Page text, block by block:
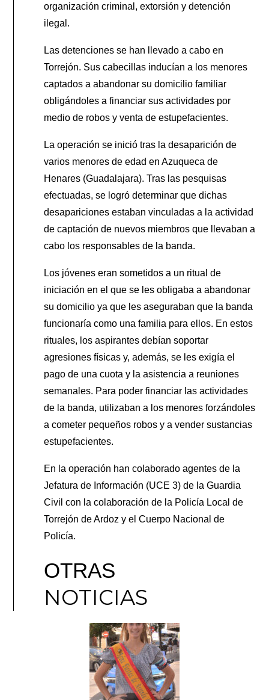
organización criminal, extorsión y detención
ilegal.
Las detenciones se han llevado a cabo en
Torrejón. Sus cabecillas inducían a los menores
captados a abandonar su domicilio familiar
obligándoles a financiar sus actividades por
medio de robos y venta de estupefacientes.
La operación se inició tras la desaparición de
varios menores de edad en Azuqueca de
Henares (Guadalajara). Tras las pesquisas
efectuadas, se logró determinar que dichas
desapariciones estaban vinculadas a la actividad
de captación de nuevos miembros que llevaban a
cabo los responsables de la banda.
Los jóvenes eran sometidos a un ritual de
iniciación en el que se les obligaba a abandonar
su domicilio ya que les aseguraban que la banda
funcionaría como una familia para ellos. En estos
rituales, los aspirantes debían soportar
agresiones físicas y, además, se les exigía el
pago de una cuota y la asistencia a reuniones
semanales. Para poder financiar las actividades
de la banda, utilizaban a los menores forzándoles
a cometer pequeños robos y a vender sustancias
estupefacientes.
En la operación han colaborado agentes de la
Jefatura de Información (UCE 3) de la Guardia
Civil con la colaboración de la Policía Local de
Torrejón de Ardoz y el Cuerpo Nacional de
Policía.
OTRAS
NOTICIAS